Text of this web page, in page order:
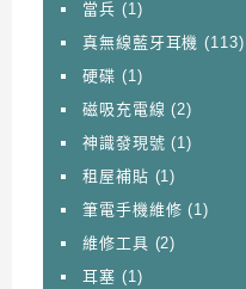
當兵 (1)
真無線藍牙耳機 (113)
硬碟 (1)
磁吸充電線 (2)
神識發現號 (1)
租屋補貼 (1)
筆電手機維修 (1)
維修工具 (2)
耳塞 (1)